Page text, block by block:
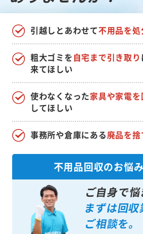
引越しとあわせて不用品を処
使わなくなった家具や家電を
してほしい
粗大ゴミを自宅まで引き取り
来てほしい
事務所や倉庫にある廃品を捨
不用品回収のお悩
ご自身で悩
まずは回収
ご相談を。